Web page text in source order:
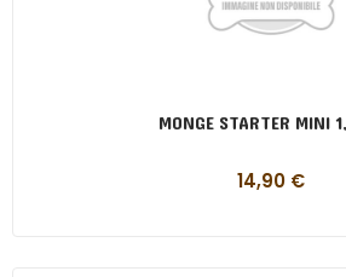
MONGE STARTER MINI
14,90 €